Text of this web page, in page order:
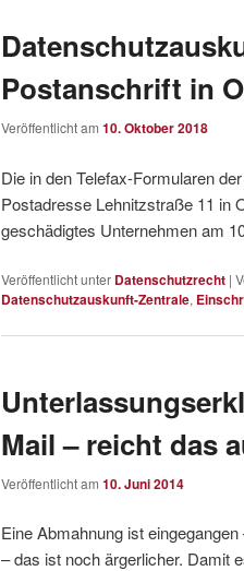
Postanschrift in
Veröffentlicht am 10. Oktober 2018
Die in den Telefax-Formularen
Postadresse Lehnitzstraße 11 in
geschädigtes Unternehmen am
Veröffentlicht unter Datenschutzrecht |
Datenschutzauskunft-Zentrale,
Mail – reicht das
Veröffentlicht am 10. Juni 2014
Eine Abmahnung ist
– das ist noch ärgerlicher. Damit